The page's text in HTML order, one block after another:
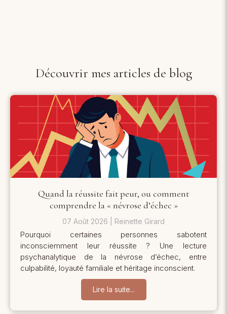
Découvrir mes articles de blog
Quand la réussite fait peur, ou comment
comprendre la « névrose d’échec »
07 Août 2026 Reinette Girard
Pourquoi certaines personnes sabotent
inconsciemment leur réussite ? Une lecture
psychanalytique de la névrose d’échec, entre
culpabilité, loyauté familiale et héritage inconscient.
Lire la suite...